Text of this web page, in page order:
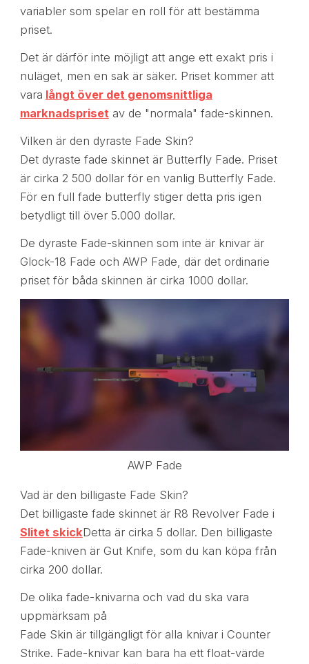
variabler som spelar en roll för att bestämma
priset.
Det är därför inte möjligt att ange ett exakt pris i
nuläget, men en sak är säker. Priset kommer att
vara långt över det genomsnittliga
marknadspriset av de "normala" fade-skinnen.
Vilken är den dyraste Fade Skin?
Det dyraste fade skinnet är Butterfly Fade. Priset
är cirka 2 500 dollar för en vanlig Butterfly Fade.
För en full fade butterfly stiger detta pris igen
betydligt till över 5.000 dollar.
De dyraste Fade-skinnen som inte är knivar är
Glock-18 Fade och AWP Fade, där det ordinarie
priset för båda skinnen är cirka 1000 dollar.
AWP Fade
Vad är den billigaste Fade Skin?
Det billigaste fade skinnet är R8 Revolver Fade i
Slitet skickDetta är cirka 5 dollar. Den billigaste
Fade-kniven är Gut Knife, som du kan köpa från
cirka 200 dollar.
De olika fade-knivarna och vad du ska vara
uppmärksam på
Fade Skin är tillgängligt för alla knivar i Counter
Strike. Fade-knivar kan bara ha ett float-värde